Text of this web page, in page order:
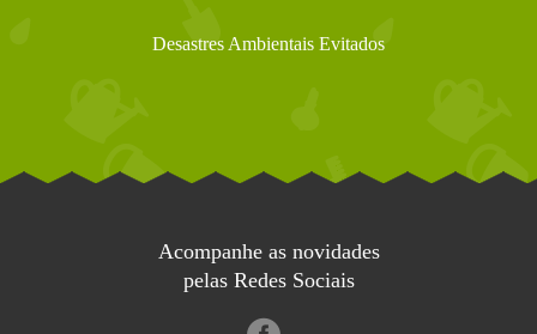
Desastres Ambientais Evitados
Acompanhe as novidades
pelas Redes Sociais